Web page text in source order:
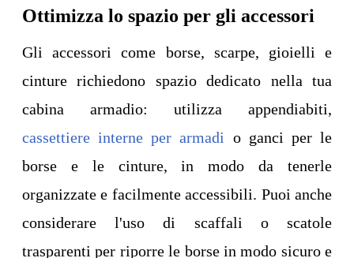
Ottimizza lo spazio per gli accessori
Gli accessori come borse, scarpe, gioielli e
cinture richiedono spazio dedicato nella tua
cabina armadio: utilizza appendiabiti,
cassettiere interne per armadi o ganci per le
borse e le cinture, in modo da tenerle
organizzate e facilmente accessibili. Puoi anche
considerare l'uso di scaffali o scatole
trasparenti per riporre le borse in modo sicuro e